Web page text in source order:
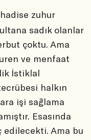
zuhur
sadık olanlar
çoktu. Ama
ve menfaat
İstiklal
halkın
işi sağlama
Esasında
edilecekti. Ama bu